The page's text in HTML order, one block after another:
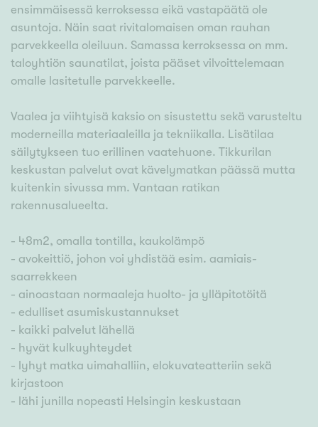
ensimmäisessä kerroksessa eikä vastapäätä ole
asuntoja. Näin saat rivitalomaisen oman rauhan
parvekkeella oleiluun. Samassa kerroksessa on mm.
taloyhtiön saunatilat, joista pääset vilvoittelemaan
omalle lasitetulle parvekkeelle.
Vaalea ja viihtyisä kaksio on sisustettu sekä varusteltu
moderneilla materiaaleilla ja tekniikalla. Lisätilaa
säilytykseen tuo erillinen vaatehuone. Tikkurilan
keskustan palvelut ovat kävelymatkan päässä mutta
kuitenkin sivussa mm. Vantaan ratikan
rakennusalueelta.
- 48m2, omalla tontilla, kaukolämpö
- avokeittiö, johon voi yhdistää esim. aamiais-
saarrekkeen
- ainoastaan normaaleja huolto- ja ylläpitotöitä
- edulliset asumiskustannukset
- kaikki palvelut lähellä
- hyvät kulkuyhteydet
- lyhyt matka uimahalliin, elokuvateatteriin sekä
kirjastoon
- lähi junilla nopeasti Helsingin keskustaan